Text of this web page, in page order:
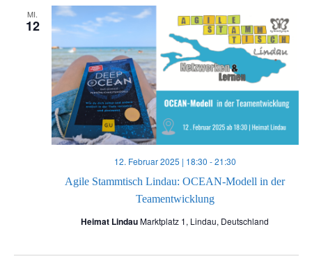
a
n
s
t
a
l
a
s
u
MI.
12
Agile Stammtisch Lindau: OCEAN-Modell in der
Teamentwicklung
12. Februar 2025 | 18:30 -21:30
Heimat LindauMarktplatz 1, Lindau, Deutschland